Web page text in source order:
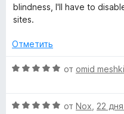
е
н
н
4
5
blindness, I'll have to
sites.
Отметить
О
н
от omid
О
от Nox 22